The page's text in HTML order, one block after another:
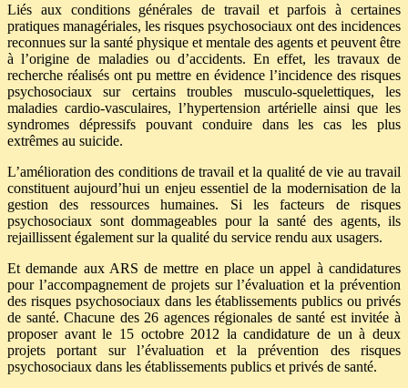
Liés aux conditions générales de travail et parfois à certaines
pratiques managériales, les risques psychosociaux ont des incidences
reconnues sur la santé physique et mentale des agents et peuvent être
à l’origine de maladies ou d’accidents. En effet, les travaux de
recherche réalisés ont pu mettre en évidence l’incidence des risques
psychosociaux sur certains troubles musculo-squelettiques, les
maladies cardio-vasculaires, l’hypertension artérielle ainsi que les
syndromes dépressifs pouvant conduire dans les cas les plus
extrêmes au suicide.
L’amélioration des conditions de travail et la qualité de vie au travail
constituent aujourd’hui un enjeu essentiel de la modernisation de la
gestion des ressources humaines. Si les facteurs de risques
psychosociaux sont dommageables pour la santé des agents, ils
rejaillissent également sur la qualité du service rendu aux usagers.
Et demande aux ARS de mettre en place un appel à candidatures
pour l’accompagnement de projets sur l’évaluation et la prévention
des risques psychosociaux dans les établissements publics ou privés
de santé. Chacune des 26 agences régionales de santé est invitée à
proposer avant le 15 octobre 2012 la candidature de un à deux
projets portant sur l’évaluation et la prévention des risques
psychosociaux dans les établissements publics et privés de santé.